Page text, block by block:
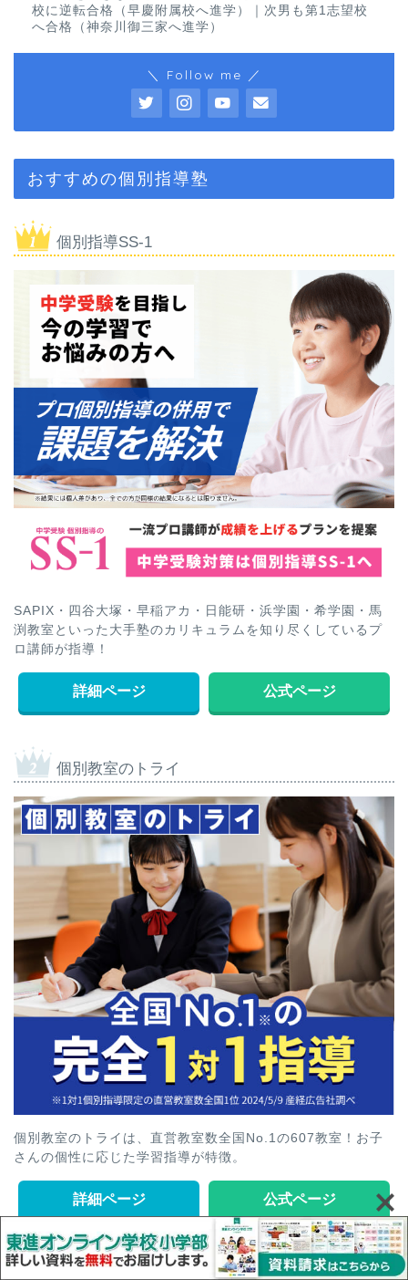
校に逆転合格（早慶附属校へ進学）｜次男も第1志望校
へ合格（神奈川御三家へ進学）
＼ Follow me ／
おすすめの個別指導塾
個別指導SS-1
SAPIX・四谷大塚・早稲アカ・日能研・浜学園・希学園・馬
渕教室といった大手塾のカリキュラムを知り尽くしているプ
ロ講師が指導！
詳細ページ 公式ページ
個別教室のトライ
個別教室のトライは、直営教室数全国No.1の607教室！お子
さんの個性に応じた学習指導が特徴。
詳細ページ 公式ページ
国語特化の個別指導ヨミサマ。